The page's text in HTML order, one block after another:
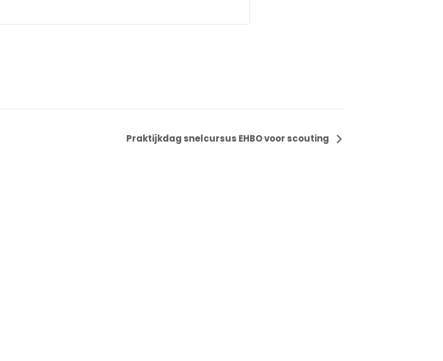
Praktijkdag snelcursus EHBO voor scouting